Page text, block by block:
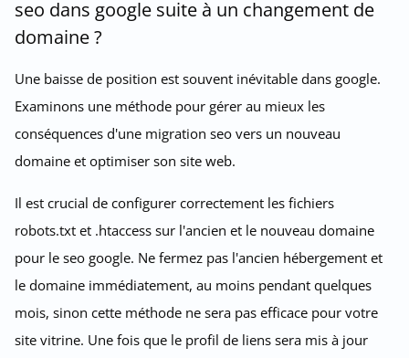
seo dans google suite à un changement de
domaine ?
Une baisse de position est souvent inévitable dans google.
Examinons une méthode pour gérer au mieux les
conséquences d'une migration seo vers un nouveau
domaine et optimiser son site web.
Il est crucial de configurer correctement les fichiers
robots.txt et .htaccess sur l'ancien et le nouveau domaine
pour le seo google. Ne fermez pas l'ancien hébergement et
le domaine immédiatement, au moins pendant quelques
mois, sinon cette méthode ne sera pas efficace pour votre
site vitrine. Une fois que le profil de liens sera mis à jour